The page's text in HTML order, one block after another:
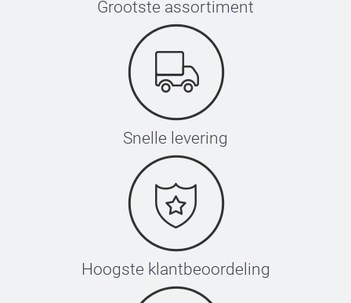
Grootste assortiment
Snelle levering
Hoogste klantbeoordeling